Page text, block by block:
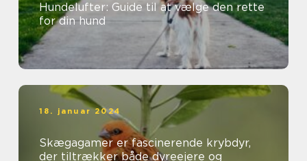
Hundelufter: Guide til at vælge den rette
for din hund
18. januar 2024
Skægagamer er fascinerende krybdyr,
der tiltrækker både dyreejere og